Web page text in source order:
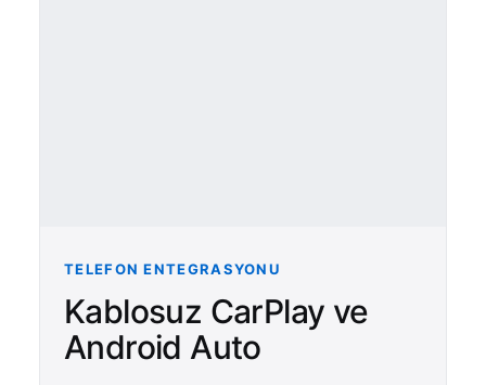
TELEFON ENTEGRASYONU
Kablosuz CarPlay ve
Android Auto